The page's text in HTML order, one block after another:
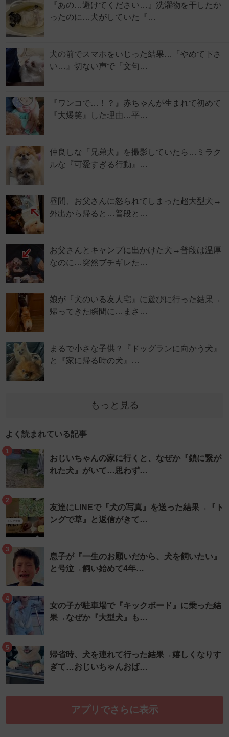
『あの…避けてください…』洗濯物を干したか
ったのに…犬がしていた『…
犬の前でスマホをいじった結果…『やめて下さ
い…』切ない声で『文句…
『ワンコで…！？』赤ちゃんが生まれて初めて
『大爆笑』した理由…平…
仲良しな『兄弟犬』を撮影していたら…ミラク
ルな『可愛すぎる行動』…
昼間、お父さんに怒られてしまった超大型犬→
外出から帰ると…普段と…
お父さんとキャンプに出かけた犬→普段は温厚
なのに…突然ブチギレた…
娘が『犬のいる友人宅』に遊びに行った結果→
帰ってきた瞬間に…まさ…
まるで小さな子供？『ドッグランに向かう犬』
と『家に帰る時の犬』…
もっと見る
よく読まれている記事
1
おじいちゃんの家に行くと、なぜか『鎖に繋が
れた犬』がいて…思わず…
2
友達にLINEで『犬の写真』を送った結果→『ト
ングで草』と返信がきて…
3
息子が『一生のお願いだから、犬を飼いたい』
と号泣→飼い始めて4年…
4
女の子が駐車場で『キックボード』に乗った結
果→なぜか『大型犬』も…
5
帰省時、犬を連れて行った結果→嬉しくなりす
ぎて…おじいちゃんおば…
アプリでさらに表示